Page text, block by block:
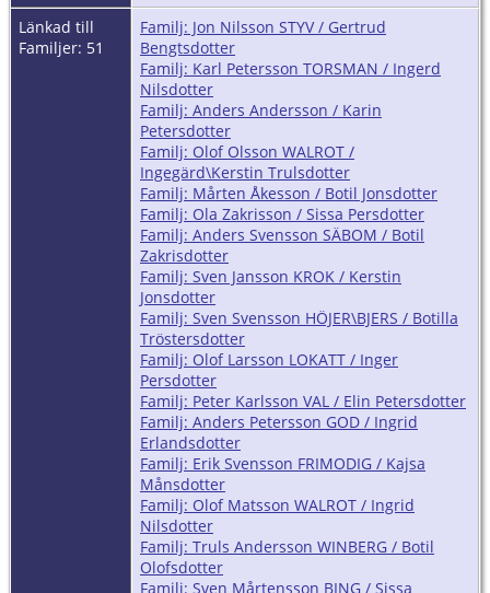
Länkad till
Familjer: 51
Familj: Jon Nilsson STYV / Gertrud
Bengtsdotter
Familj: Karl Petersson TORSMAN / Ingerd
Nilsdotter
Familj: Anders Andersson / Karin
Petersdotter
Familj: Olof Olsson WALROT /
Ingegärd\Kerstin Trulsdotter
Familj: Mårten Åkesson / Botil Jonsdotter
Familj: Ola Zakrisson / Sissa Persdotter
Familj: Anders Svensson SÄBOM / Botil
Zakrisdotter
Familj: Sven Jansson KROK / Kerstin
Jonsdotter
Familj: Sven Svensson HÖJER\BJERS / Botilla
Tröstersdotter
Familj: Olof Larsson LOKATT / Inger
Persdotter
Familj: Peter Karlsson VAL / Elin Petersdotter
Familj: Anders Petersson GOD / Ingrid
Erlandsdotter
Familj: Erik Svensson FRIMODIG / Kajsa
Månsdotter
Familj: Olof Matsson WALROT / Ingrid
Nilsdotter
Familj: Truls Andersson WINBERG / Botil
Olofsdotter
Familj: Sven Mårtensson BING / Sissa